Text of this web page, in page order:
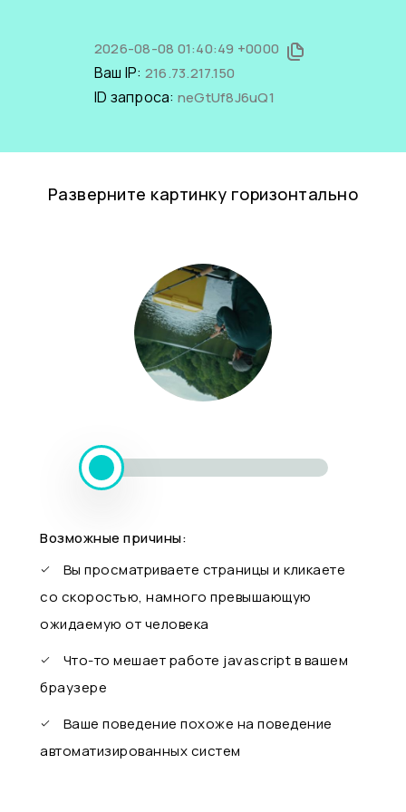
2026-08-08 01:40:49 +0000
Ваш IP: 216.73.217.150
ID запроса: neGtUf8J6uQ1
Разверните картинку горизонтально
Возможные причины:
Вы просматриваете страницы и кликаете
со скоростью, намного превышающую
ожидаемую от человека
Что-то мешает работе javascript в вашем
браузере
Ваше поведение похоже на поведение
автоматизированных систем